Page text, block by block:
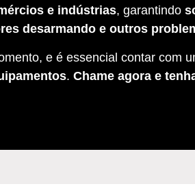
e indústrias, garantindo
desarmando e outros
e é essencial contar com
. Chame agora e